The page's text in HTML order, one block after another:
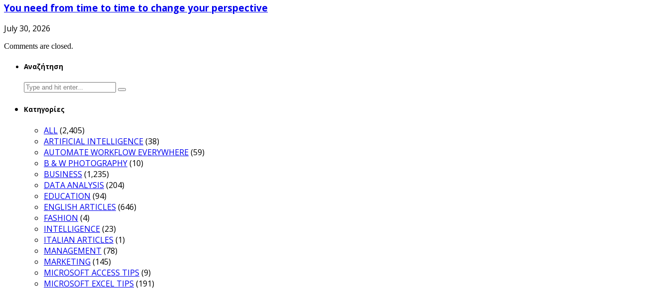
You need from time to time to change your perspective
July 30, 2026
Comments are closed.
Αναζήτηση
Search
for:
Κατηγορίες
ALL(2,405)
ARTIFICIAL INTELLIGENCE(38)
AUTOMATE WORKFLOW EVERYWHERE(59)
B & W PHOTOGRAPHY(10)
BUSINESS (1,235)
DATA ANALYSIS (204)
EDUCATION (94)
ENGLISH ARTICLES (646)
FASHION (4)
INTELLIGENCE(23)
ITALIAN ARTICLES (1)
MANAGEMENT (78)
MARKETING (145)
MICROSOFT ACCESS TIPS (9)
MICROSOFT EXCEL TIPS (191)